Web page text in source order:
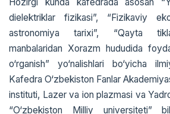
dielеktriklar fizikasi”, “Fizikaviy
astronomiya tarixi”, “Qayta
manbalaridan Xorazm hududida
o‘rganish” yo‘nalishlari bo‘yicha
Kafеdra O‘zbekiston Fanlar
instituti, Lazer va ion plazmasi va
“O‘zbekiston Milliy universiteti”